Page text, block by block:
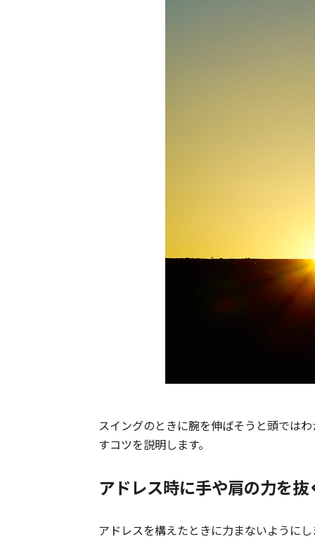
スイングのときに腕を伸ばそうと頭では
すコツを説明します。
アドレス時に手や肩の力を抜
アドレスを構えたときに力まないように